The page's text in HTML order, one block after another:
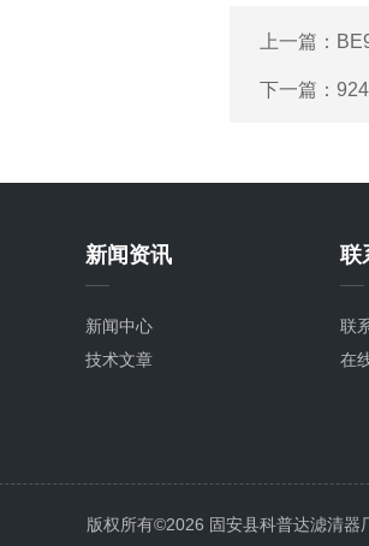
上一篇：
下一篇：
新闻资讯
新闻中心
技术文章
联
联
在
版权所有©2026 固安县科普达滤清